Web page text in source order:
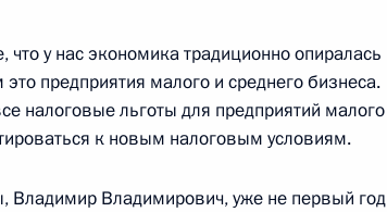
в Ивановскую
у нас экономика традиционно опиралась
предприятия малого и среднего бизнеса.
налоговые льготы для предприятий малого
к новым налоговым условиям.
Владимирович, уже не первый год